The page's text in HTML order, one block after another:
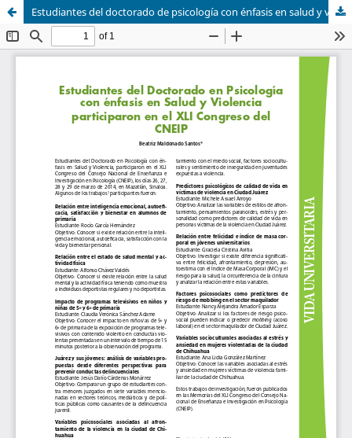
Estudiantes del doctorado de psicología con énfasis en salud y violencia participaron en el XLI congreso del CNEIP